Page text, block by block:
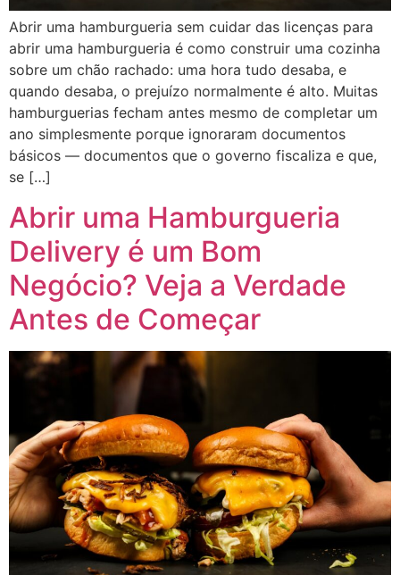
Abrir uma hamburgueria sem cuidar das licenças para
abrir uma hamburgueria é como construir uma cozinha
sobre um chão rachado: uma hora tudo desaba, e
quando desaba, o prejuízo normalmente é alto. Muitas
hamburguerias fecham antes mesmo de completar um
ano simplesmente porque ignoraram documentos
básicos — documentos que o governo fiscaliza e que,
se […]
Abrir uma Hamburgueria
Delivery é um Bom
Negócio? Veja a Verdade
Antes de Começar